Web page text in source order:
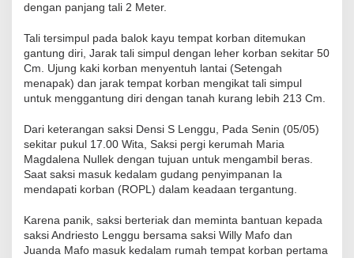
dengan panjang tali 2 Meter.
Tali tersimpul pada balok kayu tempat korban ditemukan
gantung diri, Jarak tali simpul dengan leher korban sekitar 50
Cm. Ujung kaki korban menyentuh lantai (Setengah
menapak) dan jarak tempat korban mengikat tali simpul
untuk menggantung diri dengan tanah kurang lebih 213 Cm.
Dari keterangan saksi Densi S Lenggu, Pada Senin (05/05)
sekitar pukul 17.00 Wita, Saksi pergi kerumah Maria
Magdalena Nullek dengan tujuan untuk mengambil beras.
Saat saksi masuk kedalam gudang penyimpanan Ia
mendapati korban (ROPL) dalam keadaan tergantung.
Karena panik, saksi berteriak dan meminta bantuan kepada
saksi Andriesto Lenggu bersama saksi Willy Mafo dan
Juanda Mafo masuk kedalam rumah tempat korban pertama